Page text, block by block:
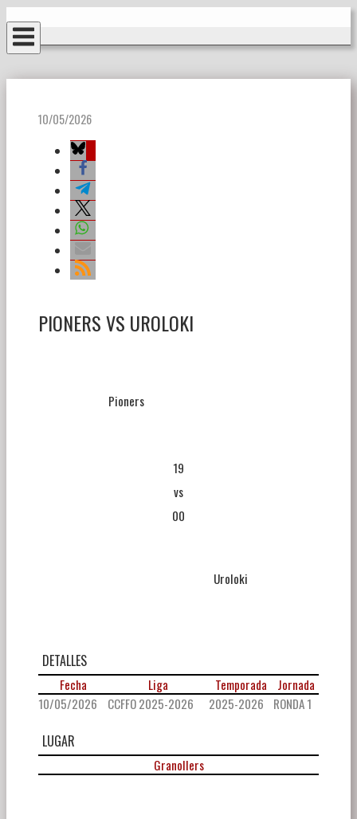
al
contenido
10/05/2026
PIONERS VS UROLOKI
Pioners
19
vs
00
Uroloki
DETALLES
Fecha Liga Temporada
Jornada
10/05/2026
CCFFO 2025-2026 2025-2026 RONDA 1
LUGAR
Granollers